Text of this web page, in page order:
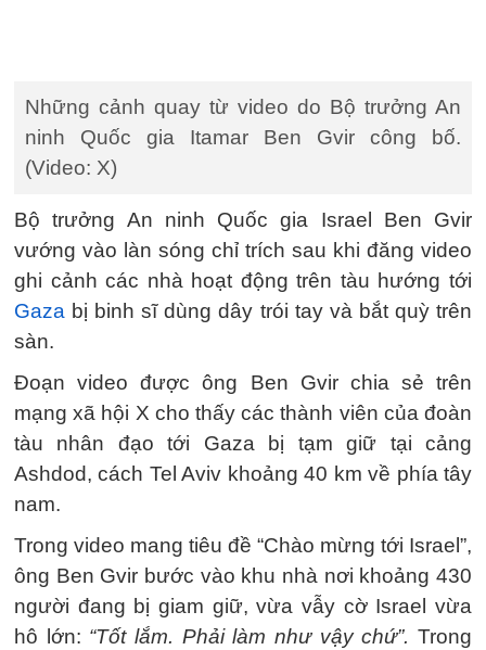
Những cảnh quay từ video do Bộ trưởng An
ninh Quốc gia Itamar Ben Gvir công bố.
(Video: X)
Bộ trưởng An ninh Quốc gia Israel Ben Gvir
vướng vào làn sóng chỉ trích sau khi đăng video
ghi cảnh các nhà hoạt động trên tàu hướng tới
Gaza bị binh sĩ dùng dây trói tay và bắt quỳ trên
sàn.
Đoạn video được ông Ben Gvir chia sẻ trên
mạng xã hội X cho thấy các thành viên của đoàn
tàu nhân đạo tới Gaza bị tạm giữ tại cảng
Ashdod, cách Tel Aviv khoảng 40 km về phía tây
nam.
Trong video mang tiêu đề “Chào mừng tới Israel”,
ông Ben Gvir bước vào khu nhà nơi khoảng 430
người đang bị giam giữ, vừa vẫy cờ Israel vừa
hô lớn: “Tốt lắm. Phải làm như vậy chứ”.Trong